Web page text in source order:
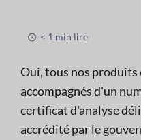
< 1 min lire
Oui, tous nos
accompagnés d'un
certificat d'analyse
accrédité par le